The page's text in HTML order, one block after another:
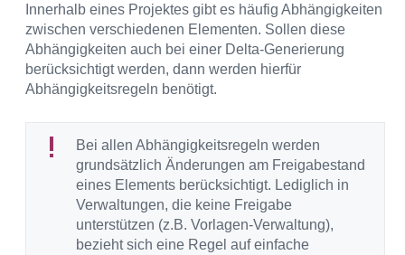
Innerhalb eines Projektes gibt es häufig Abhängigkeiten
zwischen verschiedenen Elementen. Sollen diese
Abhängigkeiten auch bei einer Delta-Generierung
berücksichtigt werden, dann werden hierfür
Abhängigkeitsregeln benötigt.
Bei allen Abhängigkeitsregeln werden
grundsätzlich Änderungen am Freigabestand
eines Elements berücksichtigt. Lediglich in
Verwaltungen, die keine Freigabe
unterstützen (z.B. Vorlagen-Verwaltung),
bezieht sich eine Regel auf einfache